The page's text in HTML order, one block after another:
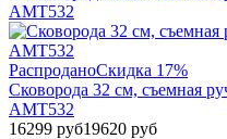
РаспроданоСкидка 17%
Сковорода 32 см, съемная
AMT532
16299 руб19620 руб